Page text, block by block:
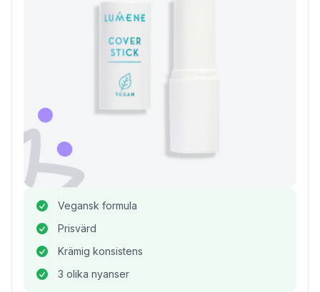
Vegansk formula
Prisvärd
Krämig konsistens
3 olika nyanser